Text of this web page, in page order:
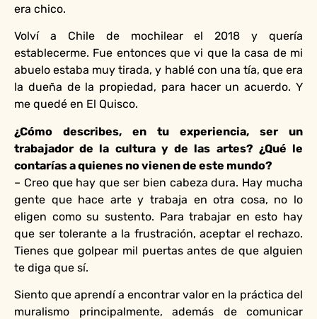
era chico.
Volví a Chile de mochilear el 2018 y quería
establecerme. Fue entonces que vi que la casa de mi
abuelo estaba muy tirada, y hablé con una tía, que era
la dueña de la propiedad, para hacer un acuerdo. Y
me quedé en El Quisco.
¿Cómo describes, en tu experiencia, ser un
trabajador de la cultura y de las artes? ¿Qué le
contarías a quienes no vienen de este mundo?
– Creo que hay que ser bien cabeza dura. Hay mucha
gente que hace arte y trabaja en otra cosa, no lo
eligen como su sustento. Para trabajar en esto hay
que ser tolerante a la frustración, aceptar el rechazo.
Tienes que golpear mil puertas antes de que alguien
te diga que sí.
Siento que aprendí a encontrar valor en la práctica del
muralismo principalmente, además de comunicar